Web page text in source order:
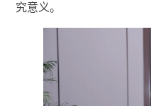
究意义。